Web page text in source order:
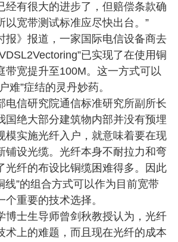
经有很大的进步了，但赔偿条款确
以宽带测试标准应尽快出台。”
》报道，一家国际电信设备商去
已实现了在使用铜
带宽提升至100M。这一方式可以
难”症结的灵丹妙药。
信研究院通信标准研究所副所长
国绝大部分建筑物内部并没有预埋
模实施光纤入户，就意味着要在现
铺设光缆。光纤本身不耐拉力和弯
光纤的布设比铜缆困难得多。因此
线”的组合方式可以作为目前宽带
个重要的技术选择。
士生导师曾剑秋教授认为，光纤
术上的难题，而且现在光纤的成本